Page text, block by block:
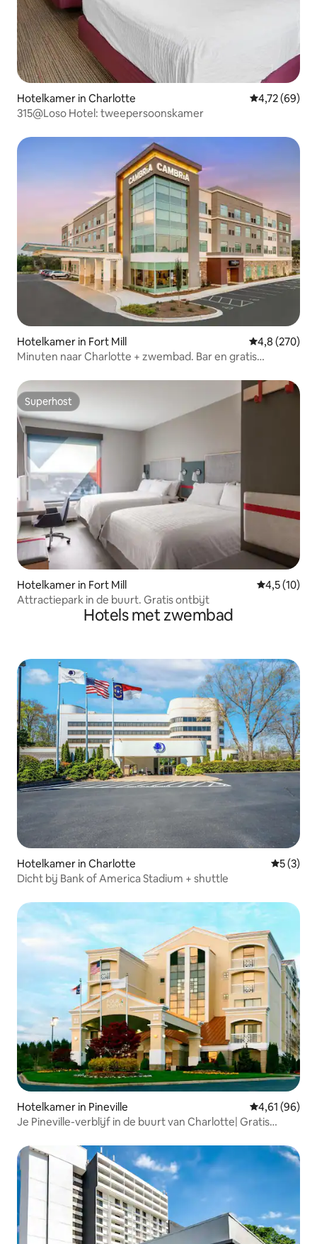
Hotelkamer in Charlotte Gemiddelde
4,72 (69)
315@Loso Hotel: tweepersoonskamer
Hotelkamer in Fort Mill Gemiddelde
4,8 (270)
Minuten naar Charlotte + zwembad. Bar en gratis
Superhost
Superhost
Hotelkamer in Fort Mill
4,5 (10)
Attractiepark in de buurt. Gratis ontbijt
Hotels met zwembad
Hotelkamer in Charlotte
5 (3)
Dicht bij Bank of America Stadium + shuttle
Hotelkamer in Pineville Gemiddelde
4,61 (96)
Je Pineville-verblijf in de buurt van Charlotte| Gratis